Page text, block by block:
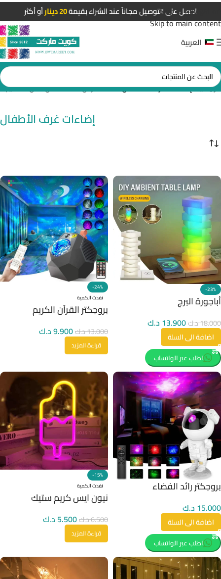
Skip to navigation
Skip to main content
احصل على التوصيل مجاناً عند الشراء بقيمة20 دينار أو أكثر
العربية
الرئيسية/إضاءات غرف الأطفال عرض 13–22 من أصل 22 نتيجة
إضاءات غرف الأطفال
-23%
أباجورة البرج
18.000د.ك13.900 د.ك
اضافة الى السلة
اطلب عبر الواتساب
-24%
نفذت الكمية
بروجكتر القرآن الكريم
13.000د.ك9.900د.ك
قراءة المزيد
بروجكتر رائد الفضاء
15.000 د.ك
اضافة الى السلة
اطلب عبر الواتساب
-15%
نفذت الكمية
نيون ايس كريم ستيك
6.500د.ك5.500 د.ك
قراءة المزيد